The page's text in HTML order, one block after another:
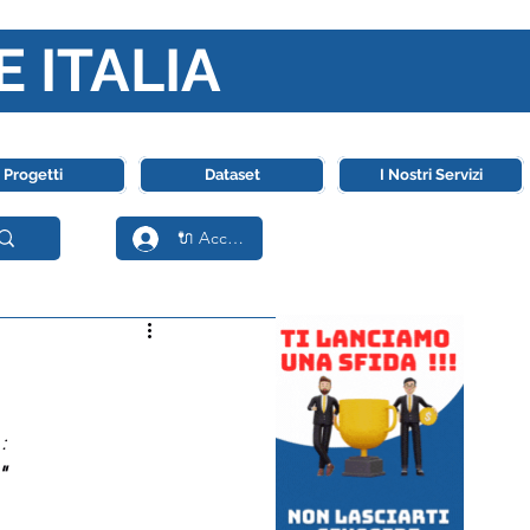
ITALIA
Progetti Dataset I Nostri Servizi
🔌 Accedi